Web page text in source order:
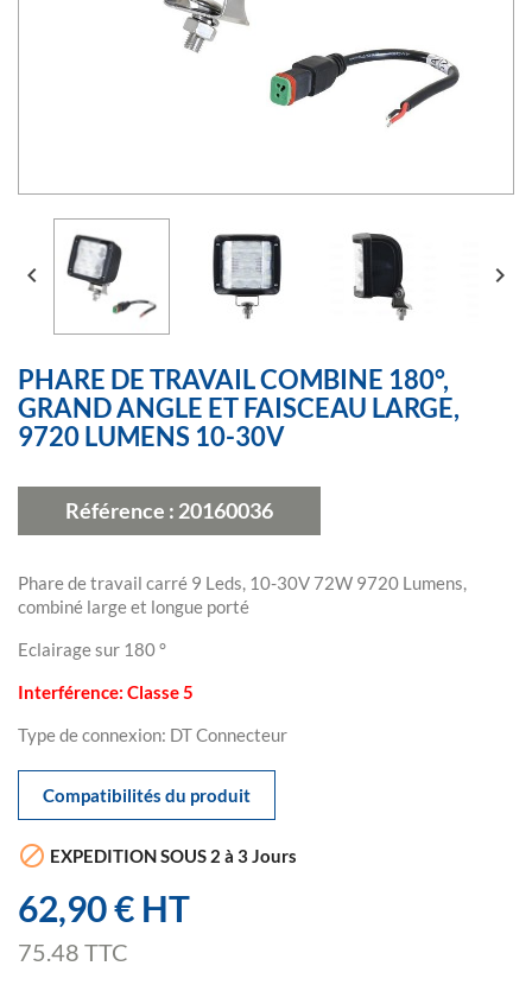
 
PHARE DE TRAVAIL COMBINE 180°,
GRAND ANGLE ET FAISCEAU LARGE,
9720 LUMENS 10-30V
Référence : 20160036
Phare de travail carré 9 Leds, 10-30V 72W 9720 Lumens,
combiné large et longue porté
Eclairage sur 180 °
Interférence: Classe 5
Type de connexion: DT Connecteur
Compatibilités du produit
 EXPEDITION SOUS 2 à 3 Jours
62,90 € HT
75.48 TTC